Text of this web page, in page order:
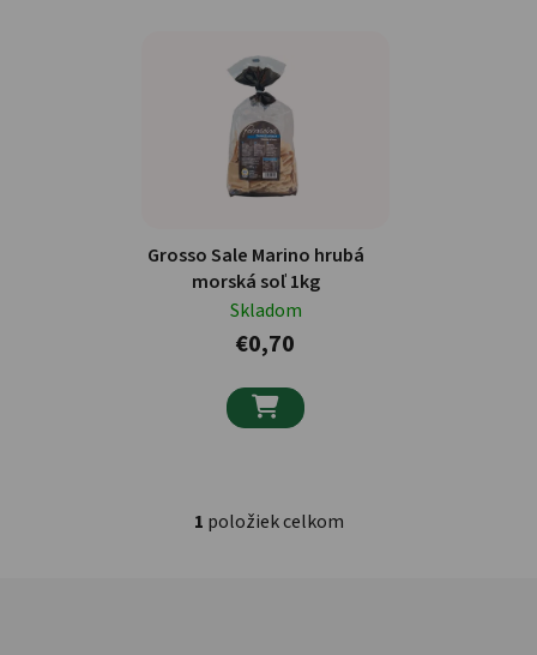
Grosso Sale Marino hrubá
morská soľ 1kg
Skladom
€0,70

Ovládacie prvky výpisu
1 položiek celkom